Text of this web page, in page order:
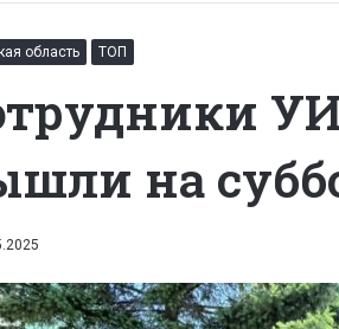
область ТОП
на